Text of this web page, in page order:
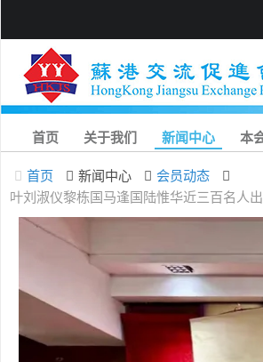
首页 关于我们 新闻中心 本
首页 新闻中心
会员动态
叶刘淑仪黎栋国马逢国陆惟华近三百名人